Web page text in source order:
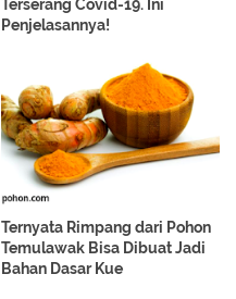
Terserang Covid-19. Ini
Penjelasannya!
Ternyata Rimpang dari Pohon
Temulawak Bisa Dibuat Jadi
Bahan Dasar Kue